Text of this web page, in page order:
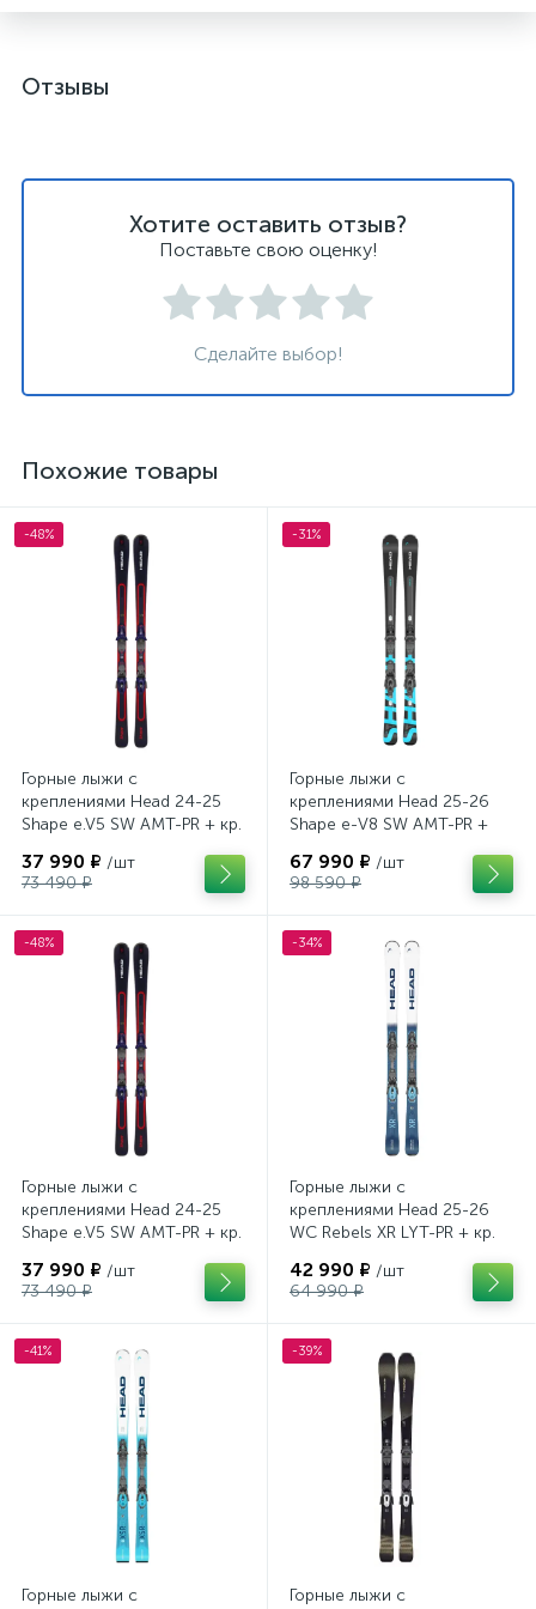
Отзывы
Хотите оставить отзыв?
Поставьте свою оценку!
Сделайте выбор!
Похожие товары
-48%
Горные лыжи с
креплениями Head 24-25
Shape e.V5 SW AMT-PR + кр.
37 990 ₽ /шт
73 490 ₽
-31%
Горные лыжи с
креплениями Head 25-26
Shape e-V8 SW AMT-PR +
67 990 ₽ /шт
98 590 ₽
-48%
Горные лыжи с
креплениями Head 24-25
Shape e.V5 SW AMT-PR + кр.
37 990 ₽ /шт
73 490 ₽
-34%
Горные лыжи с
креплениями Head 25-26
WC Rebels XR LYT-PR + кр.
42 990 ₽ /шт
64 990 ₽
-41%
Горные лыжи с
-39%
Горные лыжи с